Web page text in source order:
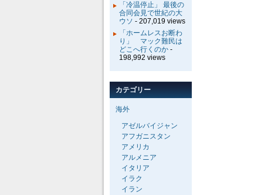
「冷温停止」 最後の
合同会見で世紀の大
ウソ - 207,019 views
「ホームレスお断わ
り」 マック難民は
どこへ行くのか -
198,992 views
カテゴリー
海外
アゼルバイジャン
アフガニスタン
アメリカ
アルメニア
イタリア
イラク
イラン